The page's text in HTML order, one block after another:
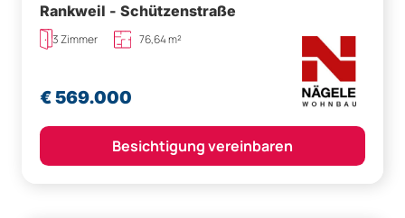
Rankweil - Schützenstraße
3 Zimmer 76,64 m²
€ 569.000
Besichtigung vereinbaren